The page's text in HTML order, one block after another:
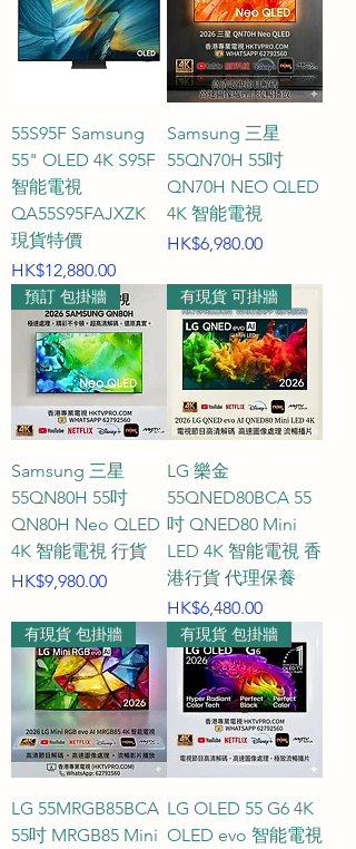
55S95F Samsung
55" OLED 4K S95F
智能電視
QA55S95FAJXZK
現貨特價
價格
HK$12,880.00
Samsung 三星
55QN70H 55吋
QN70H NEO QLED
4K 智能電視
價格
HK$6,980.00
預訂 包掛牆
Samsung 三星
55QN80H 55吋
QN80H Neo QLED
4K 智能電視 行貨
價格
HK$9,980.00
有現貨 可掛牆
LG 樂金
55QNED80BCA 55
吋 QNED80 Mini
LED 4K 智能電視 香
港行貨 代理保養
價格
HK$6,480.00
有現貨 包掛牆
LG 55MRGB85BCA
55吋 MRGB85 Mini
有現貨 包掛牆
LG OLED 55 G6 4K
OLED evo 智能電視